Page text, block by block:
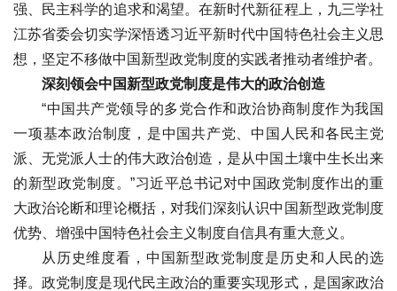
强、民主科学的追求和渴望。在新时代新征程上，九三学社
江苏省委会切实学深悟透习近平新时代中国特色社会主义思
想，坚定不移做中国新型政党制度的实践者推动者维护者。
深刻领会中国新型政党制度是伟大的政治创造
“中国共产党领导的多党合作和政治协商制度作为我国
一项基本政治制度，是中国共产党、中国人民和各民主党
派、无党派人士的伟大政治创造，是从中国土壤中生长出来
的新型政党制度。”习近平总书记对中国政党制度作出的重
大政治论断和理论概括，对我们深刻认识中国新型政党制度
优势、增强中国特色社会主义制度自信具有重大意义。
从历史维度看，中国新型政党制度是历史和人民的选
择。政党制度是现代民主政治的重要实现形式，是国家政治